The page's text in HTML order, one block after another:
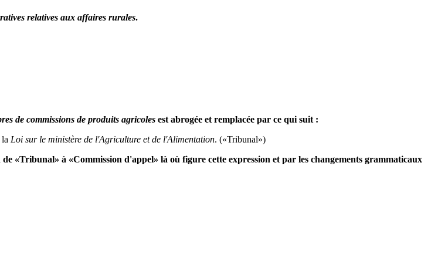
relatives aux affaires rurales.
de commissions de produits agricoles est abrogée et remplacée par ce qui suit :
Loi sur le ministère de l'Agriculture et de l'Alimentation. («Tribunal»)
«Tribunal» à «Commission d'appel» là où figure cette expression et par les changements grammaticaux